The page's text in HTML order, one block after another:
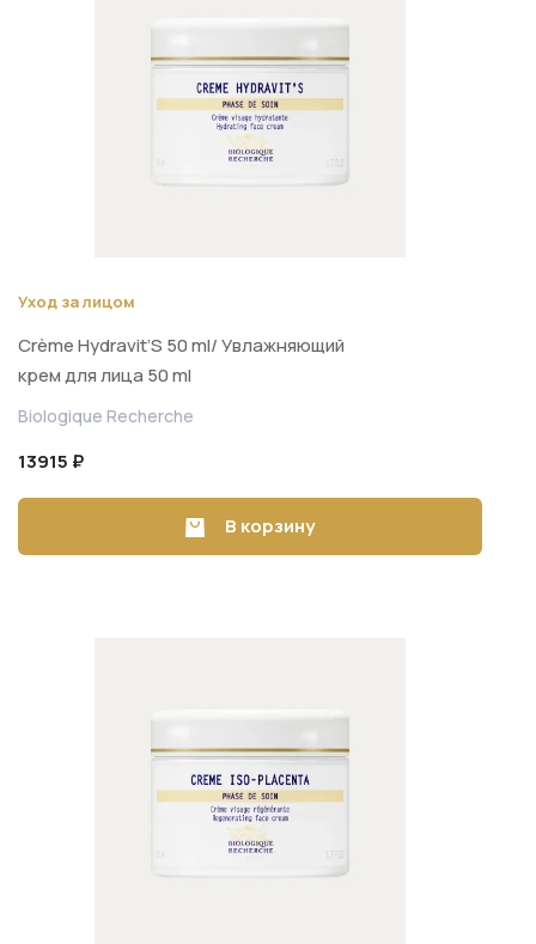
Уход за лицом
Crème Hydravit’S 50 ml/ Увлажняющий
крем для лица 50 ml
Biologique Recherche
13915 ₽
В корзину